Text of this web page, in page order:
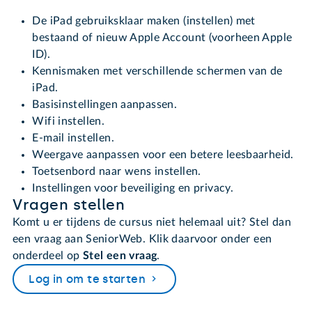
De iPad gebruiksklaar maken (instellen) met
bestaand of nieuw Apple Account (voorheen Apple
ID).
Kennismaken met verschillende schermen van de
iPad.
Basisinstellingen aanpassen.
Wifi instellen.
E-mail instellen.
Weergave aanpassen voor een betere leesbaarheid.
Toetsenbord naar wens instellen.
Instellingen voor beveiliging en privacy.
Vragen stellen
Komt u er tijdens de cursus niet helemaal uit? Stel dan
een vraag aan SeniorWeb. Klik daarvoor onder een
onderdeel op Stel een vraag.
Log in om te starten